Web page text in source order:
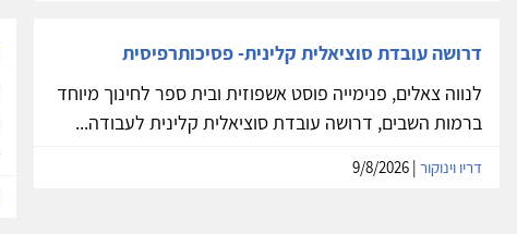
דרושה עובדת סוציאלית קלינית- פסיכותרפיסית
לנווה צאלים, פנימייה פוסט אשפוזית ובית ספר לחינוך מיוחד
ברמות השבים, דרושה עובדת סוציאלית קלינית לעבודה...
דריו וינוקור